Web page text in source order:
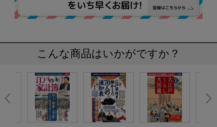
こんな商品はいかがですか？